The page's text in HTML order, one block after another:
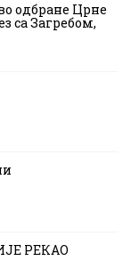
одбране Црне
са Загребом,
РЕКАО